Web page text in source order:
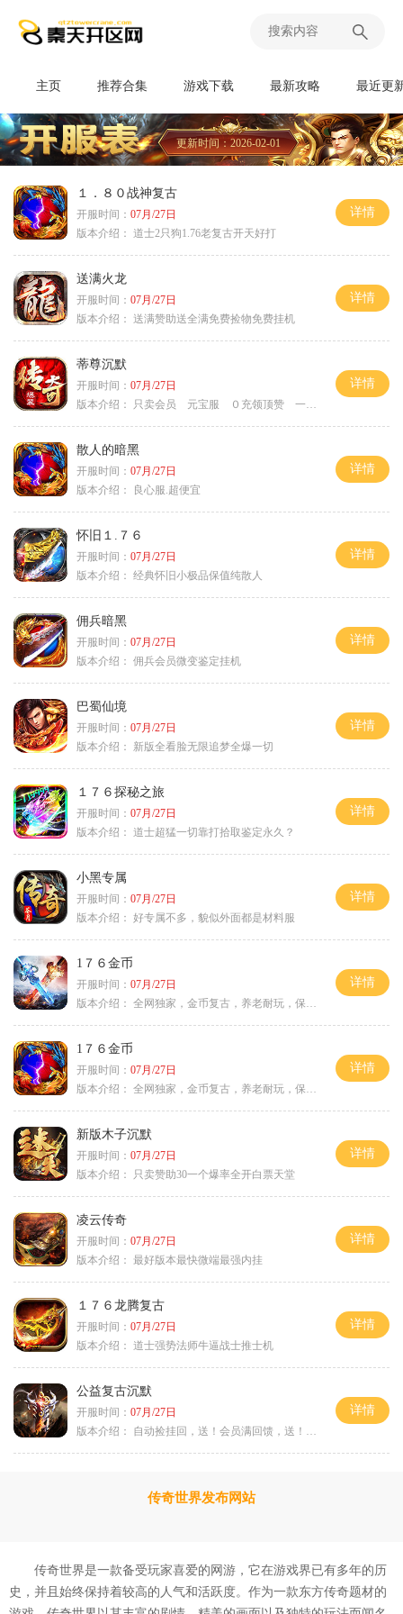
主页 推荐合集 游戏下载 最新攻略 最近更
更新时间：2026-02-01
１．８０战神复古
开服时间： 07月/27日
版本介绍： 道士2只狗1.76老复古开天好打
详情
送满火龙
开服时间： 07月/27日
版本介绍： 送满赞助送全满免费捡物免费挂机
详情
蒂尊沉默
开服时间： 07月/27日
版本介绍：
只卖会员 元宝服 ０充领顶赞 一切靠打
详情
散人的暗黑
开服时间： 07月/27日
版本介绍：
良心服.超便宜
详情
怀旧１.７６
开服时间： 07月/27日
版本介绍： 经典怀旧小极品保值纯散人
详情
佣兵暗黑
开服时间： 07月/27日
版本介绍： 佣兵会员微变鉴定挂机
详情
巴蜀仙境
开服时间： 07月/27日
版本介绍：
新版全看脸无限追梦全爆一切
详情
１７６探秘之旅
开服时间： 07月/27日
版本介绍： 道士超猛一切靠打拾取鉴定永久？
详情
小黑专属
开服时间： 07月/27日
版本介绍： 好专属不多，貌似外面都是材料服
详情
1７６金币
开服时间： 07月/27日
版本介绍： 全网独家，金币复古，养老耐玩，保底回収
详情
1７６金币
开服时间： 07月/27日
版本介绍： 全网独家，金币复古，养老耐玩，保底回収
详情
新版木子沉默
开服时间： 07月/27日
版本介绍：
只卖赞助30一个爆率全开白票天堂
详情
凌云传奇
开服时间： 07月/27日
版本介绍： 最好版本最快微端最强内挂
详情
１７６龙腾复古
开服时间： 07月/27日
版本介绍： 道士强势法师牛逼战士推士机
详情
公益复古沉默
开服时间： 07月/27日
版本介绍：
自动捡挂回，送！会员满回馈，送！5天拿沙长
详情
传奇世界发布网站
传奇世界是一款备受玩家喜爱的网游，它在游戏界已有多年的历
史，并且始终保持着较高的人气和活跃度。作为一款东方传奇题材的